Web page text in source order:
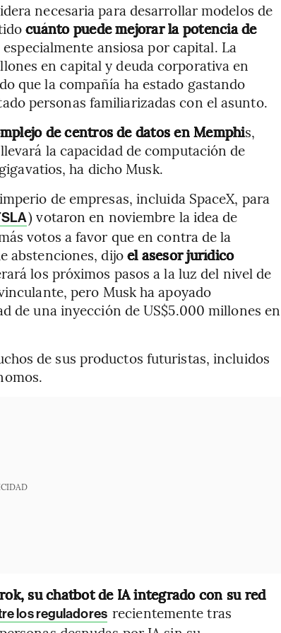
necesaria para desarrollar modelos de
cuánto puede mejorar la potencia de
ansiosa por capital. La
en capital y deuda corporativa en
que la compañía ha estado gastando
personas familiarizadas con el asunto.
de centros de datos en Memphis,
la capacidad de computación de
ha dicho Musk.
de empresas, incluida SpaceX, para
) votaron en noviembre la idea de
votos a favor que en contra de la
abstenciones, dijoel asesor jurídico
los próximos pasos a la luz del nivel de
pero Musk ha apoyado
de una inyección de US$5.000 millones en
de sus productos futuristas, incluidos
su chatbot de IA integrado con su red
los reguladores recientemente tras